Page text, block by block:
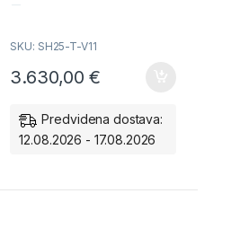
Deluje z ali brez baterij
SKU: SH25-T-V11
3.630,00€
Predvidena dostava:
12.08.2026 - 17.08.2026